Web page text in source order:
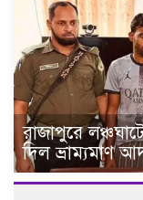
রাজাপুরে
দিল ভ্রাম্যমাণ